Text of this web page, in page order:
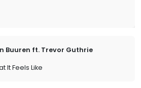
Buuren ft. Trevor Guthrie
It Feels Like